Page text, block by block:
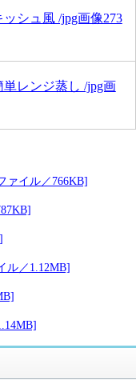
シュ風 /jpg画像273
レンジ蒸し /jpg画
ァイル／766KB]
ル／1.12MB]